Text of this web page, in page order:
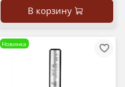
В корзину
Новинка